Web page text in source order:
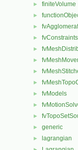
► finiteVolume
►
►
► fvConstraints
►
►
►
►
► fvModels
►
►
► generic
► lagrangian